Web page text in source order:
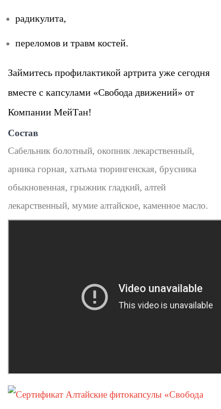
радикулита,
переломов и травм костей.
Займитесь профилактикой артрита уже сегодня
вместе с капсулами «Свобода движений» от
Компании МейТан!
Состав
Сабельник болотный, окопник лекарственный,
арника горная, хатьма тюрингенская, брусника
обыкновенная, грыжник гладкий, алтей
лекарственный, мумие алтайское, каменное масло.